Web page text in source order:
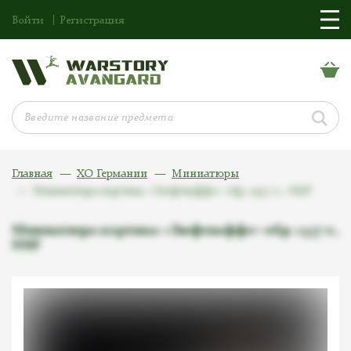
Войти Регистрация
Главная ХО Германии
Миниатюры
Миниатюра кортика «Люфтваффе» обр. 1937 г.,
SMF